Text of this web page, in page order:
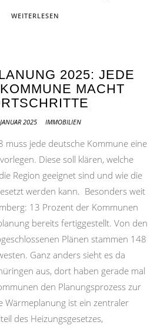
WEITERLESEN
2025: JEDE
MACHT
2025 IMMOBILIEN
muss jede deutsche Kommune eine
Diese soll klären, welche
Region geeignet sind und wie die
werden kann. Besonders weit
13 Prozent der Kommunen
bereits fertiggestellt. Von den
Plänen stammen 148
Ganz anders sieht es da
aus, dort haben gerade mal
den Planungsprozess zur
Wärmeplanung ist ein zentraler
des Heizungsgesetzes,